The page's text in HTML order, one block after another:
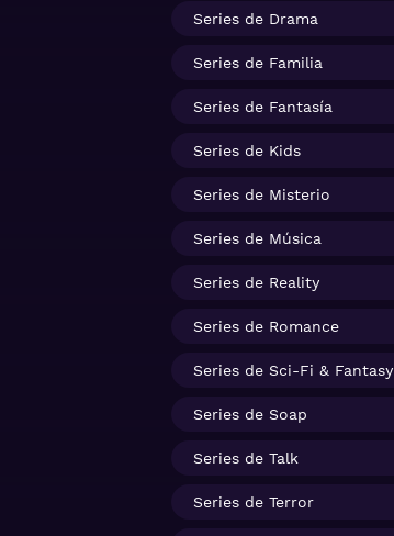
Series de Drama
Series de Familia
Series de Fantasía
Series de Kids
Series de Misterio
Series de Música
Series de Reality
Series de Romance
Series de Sci-Fi & Fantasy
Series de Soap
Series de Talk
Series de Terror